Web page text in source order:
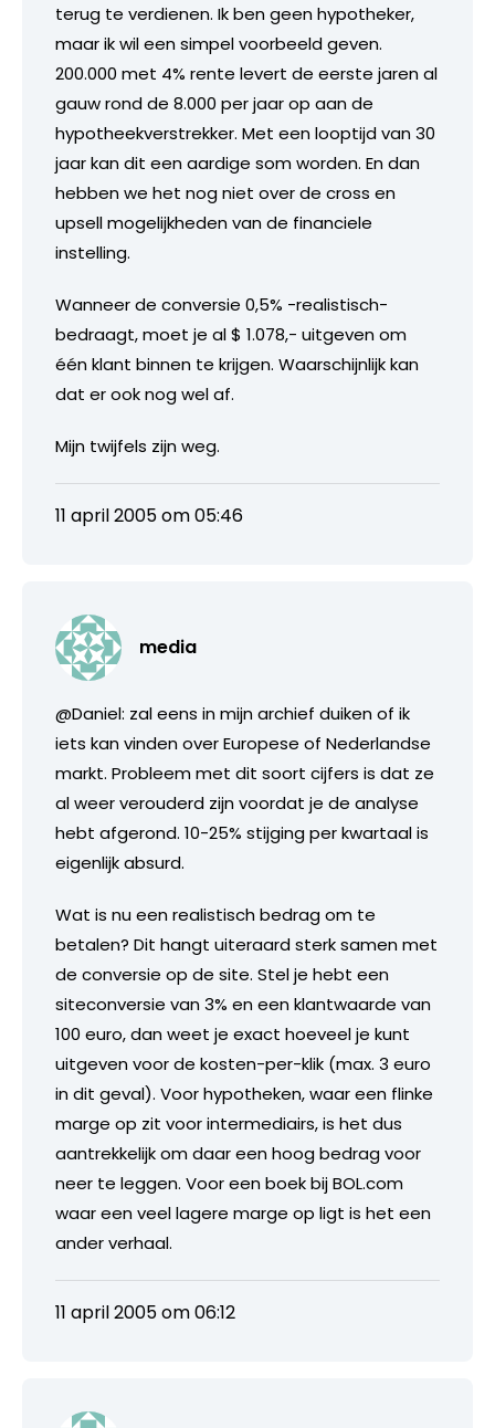
terug te verdienen. Ik ben geen hypotheker,
maar ik wil een simpel voorbeeld geven.
200.000 met 4% rente levert de eerste jaren al
gauw rond de 8.000 per jaar op aan de
hypotheekverstrekker. Met een looptijd van 30
jaar kan dit een aardige som worden. En dan
hebben we het nog niet over de cross en
upsell mogelijkheden van de financiele
instelling.
Wanneer de conversie 0,5% -realistisch-
bedraagt, moet je al $ 1.078,- uitgeven om
één klant binnen te krijgen. Waarschijnlijk kan
dat er ook nog wel af.
Mijn twijfels zijn weg.
11 april 2005 om 05:46
media
@Daniel: zal eens in mijn archief duiken of ik
iets kan vinden over Europese of Nederlandse
markt. Probleem met dit soort cijfers is dat ze
al weer verouderd zijn voordat je de analyse
hebt afgerond. 10-25% stijging per kwartaal is
eigenlijk absurd.
Wat is nu een realistisch bedrag om te
betalen? Dit hangt uiteraard sterk samen met
de conversie op de site. Stel je hebt een
siteconversie van 3% en een klantwaarde van
100 euro, dan weet je exact hoeveel je kunt
uitgeven voor de kosten-per-klik (max. 3 euro
in dit geval). Voor hypotheken, waar een flinke
marge op zit voor intermediairs, is het dus
aantrekkelijk om daar een hoog bedrag voor
neer te leggen. Voor een boek bij BOL.com
waar een veel lagere marge op ligt is het een
ander verhaal.
11 april 2005 om 06:12